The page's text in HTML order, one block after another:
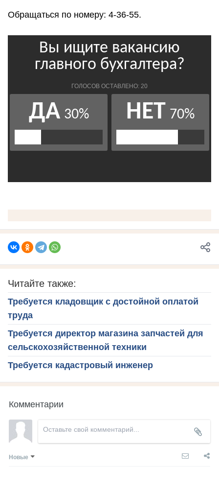
Обращаться по номеру: 4-36-55.
Читайте также:
Требуется кладовщик с достойной оплатой
труда
Требуется директор магазина запчастей для
сельскохозяйственной техники
Требуется кадастровый инженер
Комментарии
Новые